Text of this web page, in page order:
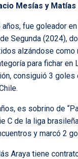
Mesías y
años, fue goleador
Segunda (2024),
alzándose como
para fichar en
consiguió 3 goles
es sobrino de
C de la liga
y marcó 2
Araya tiene